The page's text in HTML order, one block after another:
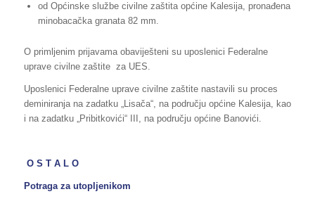
od Općinske službe civilne zaštita općine Kalesija, pronađena
minobacačka granata 82 mm.
O primljenim prijavama obaviješteni su uposlenici Federalne
uprave civilne zaštite za UES.
Uposlenici Federalne uprave civilne zaštite nastavili su proces
deminiranja na zadatku „Lisača“, na području općine Kalesija, kao
i na zadatku „Pribitkovići“ III, na području općine Banovići.
O S T A L O
Potraga za utopljenikom